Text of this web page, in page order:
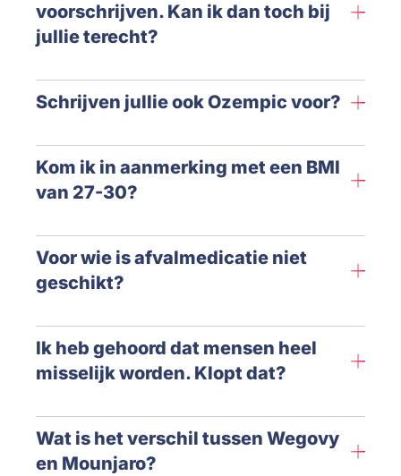
voorschrijven. Kan ik dan toch bij
jullie terecht?
Schrijven jullie ook Ozempic voor?
Kom ik in aanmerking met een BMI
van 27-30?
Voor wie is afvalmedicatie niet
geschikt?
Ik heb gehoord dat mensen heel
misselijk worden. Klopt dat?
Wat is het verschil tussen Wegovy
en Mounjaro?